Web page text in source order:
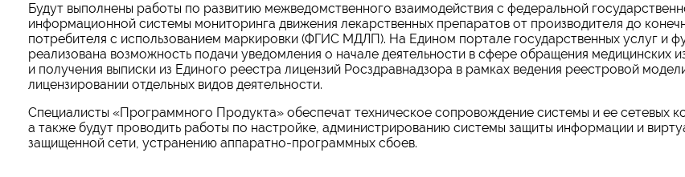
Будут выполнены работы по развитию межведомственного взаимодействия с федеральной
информационной системы мониторинга движения лекарственных препаратов от производителя до
потребителя с использованием маркировки (ФГИС МДЛП). На Едином портале государственных услуг и
реализована возможность подачи уведомления о начале деятельности в сфере обращения медицинских
и получения выписки из Единого реестра лицензий Росздравнадзора в рамках ведения реестровой
лицензировании отдельных видов деятельности.
Специалисты «Программного Продукта» обеспечат техническое сопровождение системы и ее сетевых
а также будут проводить работы по настройке, администрированию системы защиты информации и
защищенной сети, устранению аппаратно-программных сбоев.